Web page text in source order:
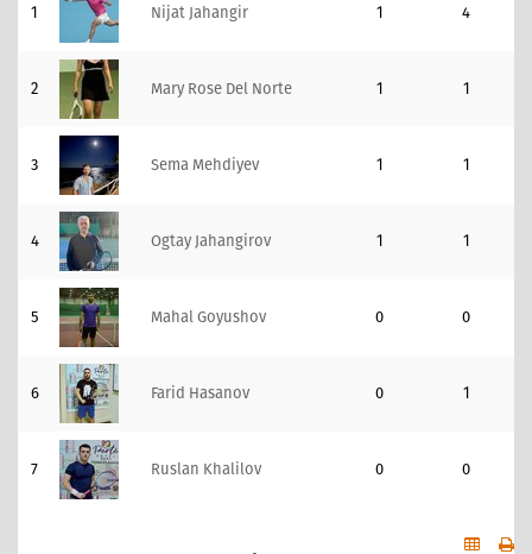
1 Nijat Jahangir 1 4
2 Mary Rose Del Norte 1 1
3 Sema Mehdiyev 1 1
4 Ogtay Jahangirov 1 1
5 Mahal Goyushov 0 0
6 Farid Hasanov 0 1
7 Ruslan Khalilov 0 0